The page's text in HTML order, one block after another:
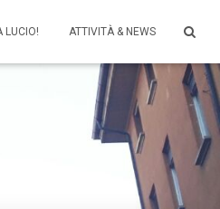
LUCIO! ATTIVITÀ & NEWS